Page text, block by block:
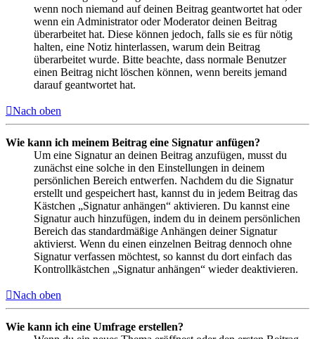
wenn noch niemand auf deinen Beitrag geantwortet hat oder
wenn ein Administrator oder Moderator deinen Beitrag
überarbeitet hat. Diese können jedoch, falls sie es für nötig
halten, eine Notiz hinterlassen, warum dein Beitrag
überarbeitet wurde. Bitte beachte, dass normale Benutzer
einen Beitrag nicht löschen können, wenn bereits jemand
darauf geantwortet hat.
Nach oben
Wie kann ich meinem Beitrag eine Signatur anfügen?
Um eine Signatur an deinen Beitrag anzufügen, musst du
zunächst eine solche in den Einstellungen in deinem
persönlichen Bereich entwerfen. Nachdem du die Signatur
erstellt und gespeichert hast, kannst du in jedem Beitrag das
Kästchen „Signatur anhängen“ aktivieren. Du kannst eine
Signatur auch hinzufügen, indem du in deinem persönlichen
Bereich das standardmäßige Anhängen deiner Signatur
aktivierst. Wenn du einen einzelnen Beitrag dennoch ohne
Signatur verfassen möchtest, so kannst du dort einfach das
Kontrollkästchen „Signatur anhängen“ wieder deaktivieren.
Nach oben
Wie kann ich eine Umfrage erstellen?